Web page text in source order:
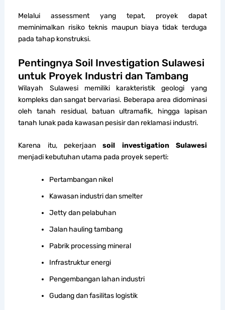
Melalui assessment yang tepat, proyek dapat
meminimalkan risiko teknis maupun biaya tidak terduga
pada tahap konstruksi.
Pentingnya Soil Investigation Sulawesi
untuk Proyek Industri dan Tambang
Wilayah Sulawesi memiliki karakteristik geologi yang
kompleks dan sangat bervariasi. Beberapa area didominasi
oleh tanah residual, batuan ultramafik, hingga lapisan
tanah lunak pada kawasan pesisir dan reklamasi industri.
Karena itu, pekerjaansoil investigation Sulawesi
menjadi kebutuhan utama pada proyek seperti:
Pertambangan nikel
Kawasan industri dan smelter
Jetty dan pelabuhan
Jalan hauling tambang
Pabrik processing mineral
Infrastruktur energi
Pengembangan lahan industri
Gudang dan fasilitas logistik